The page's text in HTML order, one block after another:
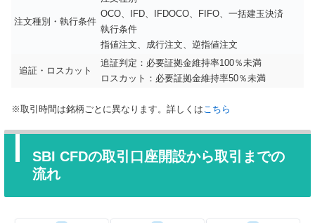
注文種別・執行条件
OCO、IFD、IFDOCO、FIFO、一括建玉決済
執行条件
指値注文、成行注文、逆指値注文
追証・ロスカット
追証判定：必要証拠金維持率100％未満
ロスカット：必要証拠金維持率50％未満
※取引時間は銘柄ごとに異なります。詳しくはこちら
SBI CFDの取引口座開設から取引までの
流れ